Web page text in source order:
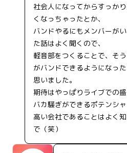
社会人になってからすっか
くなっちゃったとか、
バンドやるにもメンバーが
た話はよく聞くので、
軽音部をつくることで、そ
がバンドできるようになっ
思いました。
期待はやっぱりライブでの盛
バカ騒ぎができるポテンシ
高い会社であることはよく
で（笑）